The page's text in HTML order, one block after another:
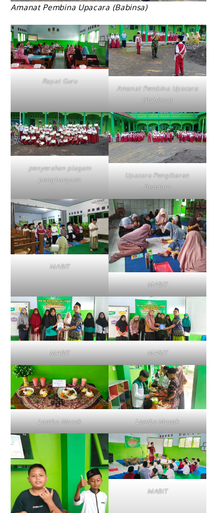
Amanat Pembina Upacara (Babinsa)
Rapat Guru
Amanat Pembina Upacara
(Babinsa)
penyerahan piagam
penghargaan
Upacara Pengibaran
Bendara
MABIT
MABIT
MABIT MABIT
Lomba Masak Lomba Masak
MABIT